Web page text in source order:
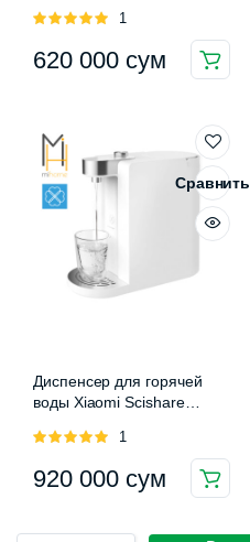
Оценка
1
620 000 сум
Сравнить
Диспенсер для горячей
воды Xiaomi Scishare
Оценка
1
920 000 сум